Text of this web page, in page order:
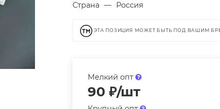
Страна — Россия
ЭТА ПОЗИЦИЯ МОЖЕТ БЫТЬ ПОД ВАШИМ
Мелкий опт
90 ₽/шт